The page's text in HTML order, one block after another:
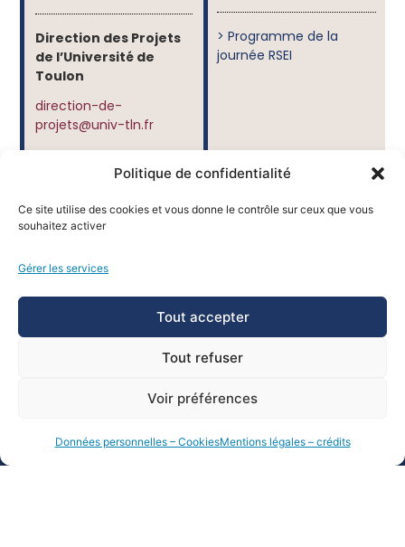
Politique de confidentialité
Ce site utilise des cookies et vous donne le contrôle sur ceux que vous
souhaitez activer
Gérer les services
Tout accepter
Tout refuser
Voir préférences
Données personnelles – CookiesMentions légales – crédits
Direction des Projets
de l’Université de
Toulon
direction-de-
projets@univ-tln.fr
> Programme de la
journée RSEI
Rejoignez-nous sur les
CONTACTS
postale
CS 60584
CAMPUS
Campus
PRATIQUES
Documents